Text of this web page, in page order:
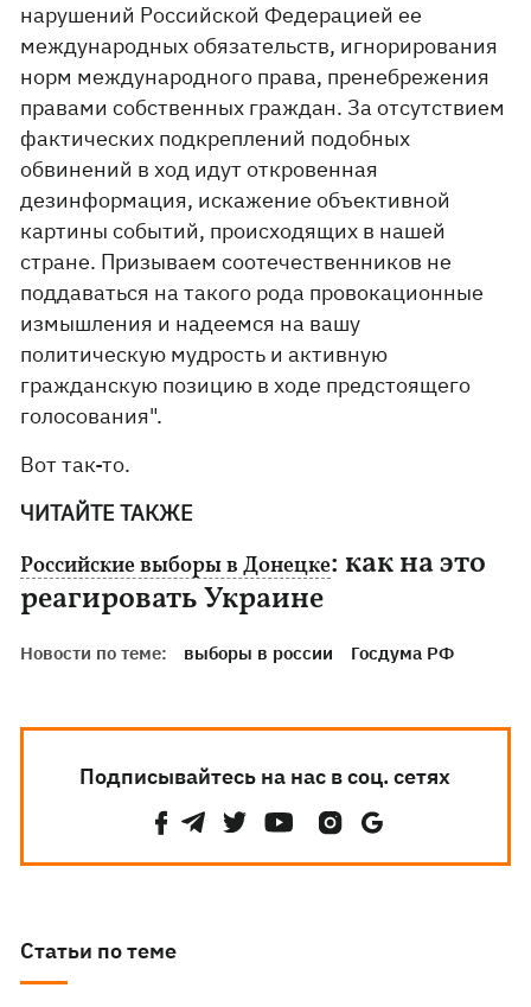
нарушений Российской Федерацией ее
международных обязательств, игнорирования
норм международного права, пренебрежения
правами собственных граждан. За отсутствием
фактических подкреплений подобных
обвинений в ход идут откровенная
дезинформация, искажение объективной
картины событий, происходящих в нашей
стране. Призываем соотечественников не
поддаваться на такого рода провокационные
измышления и надеемся на вашу
политическую мудрость и активную
гражданскую позицию в ходе предстоящего
голосования".
Вот так-то.
ЧИТАЙТЕ ТАКЖЕ
Российские выборы в Донецке: как на это
реагировать Украине
Новости по теме: выборы в россии Госдума РФ
Подписывайтесь на нас в соц. сетях
Статьи по теме